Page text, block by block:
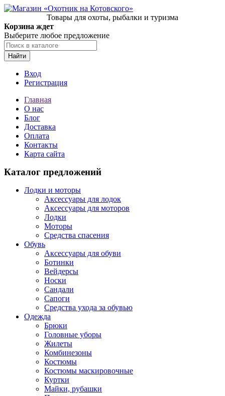
Товары для охоты, рыбалки и туризма
Корзина ждет
Выберите любое предложение
Найти
Вход
Регистрация
Главная
О нас
Блог
Доставка
Оплата
Контакты
Карта сайта
Каталог предложений
Лодки и моторы
Аксессуары для лодок
Аксессуары для моторов
Лодки
Моторы
Средства спасения
Обувь
Аксессуары для обуви
Ботинки
Вейдерсы
Носки
Сандали
Сапоги
Средства ухода за обувью
Одежда
Брюки
Головные уборы
Жилеты
Комбинезоны
Костюмы
Костюмы маскировочные
Куртки
Майки, рубашки